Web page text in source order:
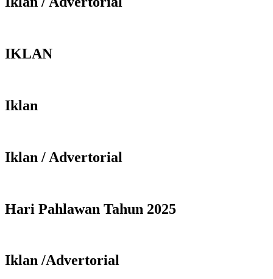
IKLAN
Iklan
Iklan / Advertorial
Hari Pahlawan Tahun 2025
Iklan /Advertorial